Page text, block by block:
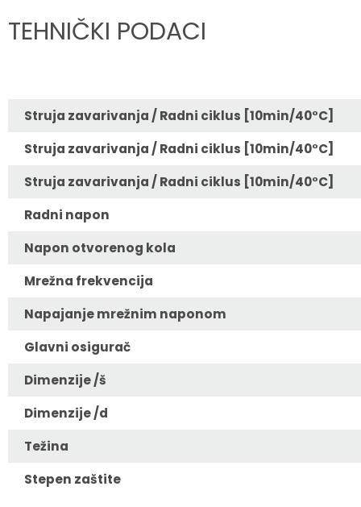
TEHNIČKI PODACI
Struja zavarivanja / Radni ciklus [10min/40°C]
Struja zavarivanja / Radni ciklus [10min/40°C]
Struja zavarivanja / Radni ciklus [10min/40°C]
Radni napon
Napon otvorenog kola
Mrežna frekvencija
Napajanje mrežnim naponom
Glavni osigurač
Dimenzije /š
Dimenzije /d
Težina
Stepen zaštite